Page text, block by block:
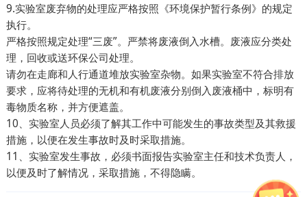
9.实验室废弃物的处理应严格按照《环境保护暂行条例》的规定
执行。
严格按照规定处理“三废”。严禁将废液倒入水槽。废液应分类处
理，回收或送环保公司处理。
请勿在走廊和人行通道堆放实验室杂物。如果实验室不符合排放
要求，应将待处理的无机和有机废液分别倒入废液桶中，标明有
毒物质名称，并方便遮盖。
10、实验室人员必须了解其工作中可能发生的事故类型及其救援
措施，以便在发生事故时及时采取措施。
11、实验室发生事故，必须书面报告实验室主任和技术负责人，
以便及时了解情况，采取措施，不得隐瞒。